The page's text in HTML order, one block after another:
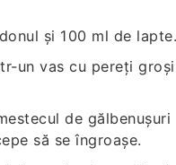
şi 100 ml de lapte.
un vas cu pereţi
de gălbenuşuri
să se îngroașe.